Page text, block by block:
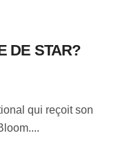
DE STAR?